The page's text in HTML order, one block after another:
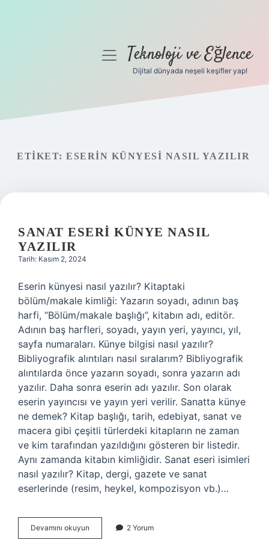
Gizlilik Politikası
menüyüTeknoloji ve Eğlence
Dijital dünyada neşeli keşifler yap!
ETIKET: ESERIN KÜNYESI NASIL YAZILIR
SANAT ESERI KÜNYE NASIL
YAZILIR
Tarih: Kasım 2, 2024
Eserin künyesi nasıl yazılır? Kitaptaki
bölüm/makale kimliği: Yazarın soyadı, adının baş
harfi, “Bölüm/makale başlığı”, kitabın adı, editör.
Adının baş harfleri, soyadı, yayın yeri, yayıncı, yıl,
sayfa numaraları. Künye bilgisi nasıl yazılır?
Bibliyografik alıntıları nasıl sıralarım? Bibliyografik
alıntılarda önce yazarın soyadı, sonra yazarın adı
yazılır. Daha sonra eserin adı yazılır. Son olarak
eserin yayıncısı ve yayın yeri verilir. Sanatta künye
ne demek? Kitap başlığı, tarih, edebiyat, sanat ve
macera gibi çeşitli türlerdeki kitapların ne zaman
ve kim tarafından yazıldığını gösteren bir listedir.
Aynı zamanda kitabın kimliğidir. Sanat eseri isimleri
nasıl yazılır? Kitap, dergi, gazete ve sanat
eserlerinde (resim, heykel, kompozisyon vb.)…
Devamını okuyun
Eseri
2 Yorum